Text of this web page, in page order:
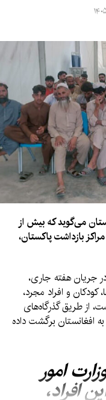
می‌گوید که بیش از
مراکز بازداشت پاکستان،
جریان هفته جاری،
کودکان و افراد مجرد،
از طریق گذرگاه‌های
افغانستان برگشت داده
امور
افراد،